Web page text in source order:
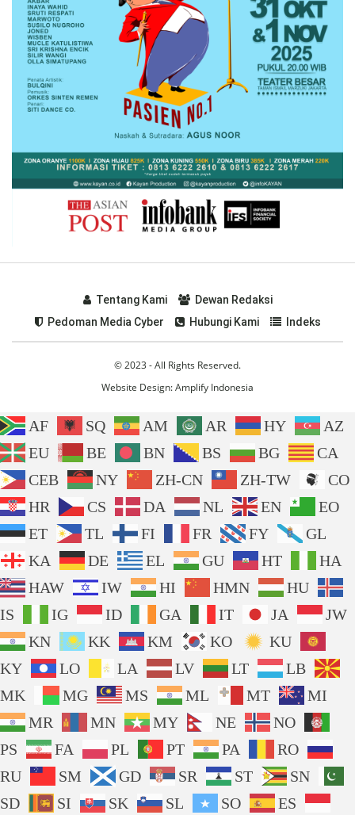
Tentang Kami
Dewan Redaksi
Pedoman Media Cyber
Hubungi Kami Indeks
© 2023 - All Rights Reserved.
Website Design:Amplify Indonesia
AF SQ AM AR HY
AZ
EU
BE BN BS BG
CA
CEB
NY ZH-CN ZH-TW
CO
HR
CS DA NL EN
EO
ET
TL FI FR FY
GL
KA
DE EL GU HT
HA
HAW
IW HI HMN
HU
IS
IG ID GA IT JA
JW
KN
KK KM KO
KU
KY
LO LA LV LT
LB
MK
MG MS ML MT
MI
MR
MN MY NE
NO
PS
FA PL PT PA
RO
RU
SM GD SR ST
SN
SD
SI SK SL SO ES